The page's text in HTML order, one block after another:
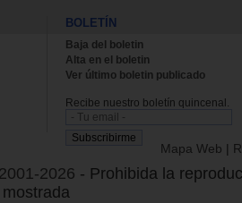
BOLETÍN
Baja del boletin
Alta en el boletin
Ver último boletin publicado
Recibe nuestro boletín quincenal.
Mapa Web |
2026 - Prohibida la